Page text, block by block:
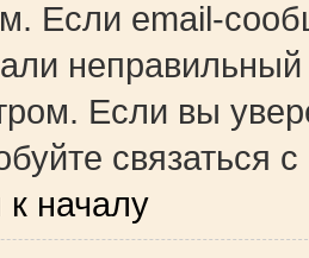
Если email-
Если вы
связаться
к началу